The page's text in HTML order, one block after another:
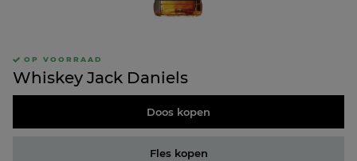
OP VOORRAAD
Whiskey Jack Daniels
Doos kopen
Fles kopen